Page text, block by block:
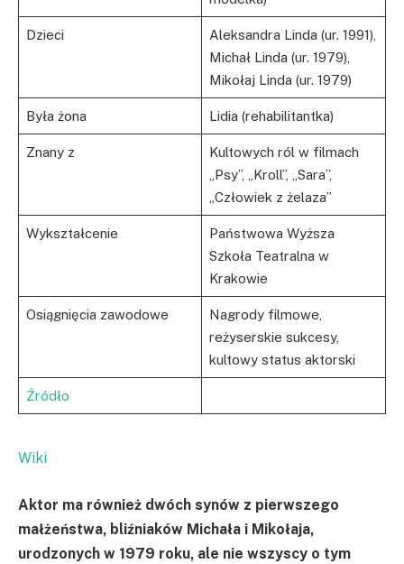
Dzieci
Aleksandra Linda (ur. 1991),
Michał Linda (ur. 1979),
Mikołaj Linda (ur. 1979)
Była żona Lidia (rehabilitantka)
Znany z
Kultowych ról w filmach
„Psy”, „Kroll”, „Sara”,
„Człowiek z żelaza”
Wykształcenie
Państwowa Wyższa
Szkoła Teatralna w
Krakowie
Osiągnięcia zawodowe
Nagrody filmowe,
reżyserskie sukcesy,
kultowy status aktorski
Źródło
Wiki
Aktor ma również dwóch synów z pierwszego
małżeństwa, bliźniaków Michała i Mikołaja,
urodzonych w 1979 roku, ale nie wszyscy o tym